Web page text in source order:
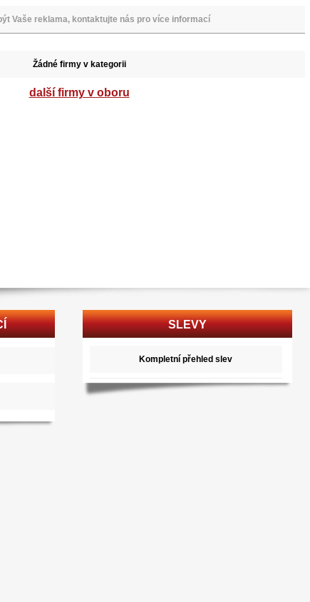
Vaše reklama, kontaktujte nás pro více informací
Žádné firmy v kategorii
další firmy v oboru
SLEVY
Kompletní přehled slev